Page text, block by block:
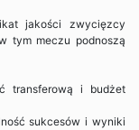
jakości zwycięzcy
tym meczu podnoszą
transferową i budżet
sukcesów i wyniki